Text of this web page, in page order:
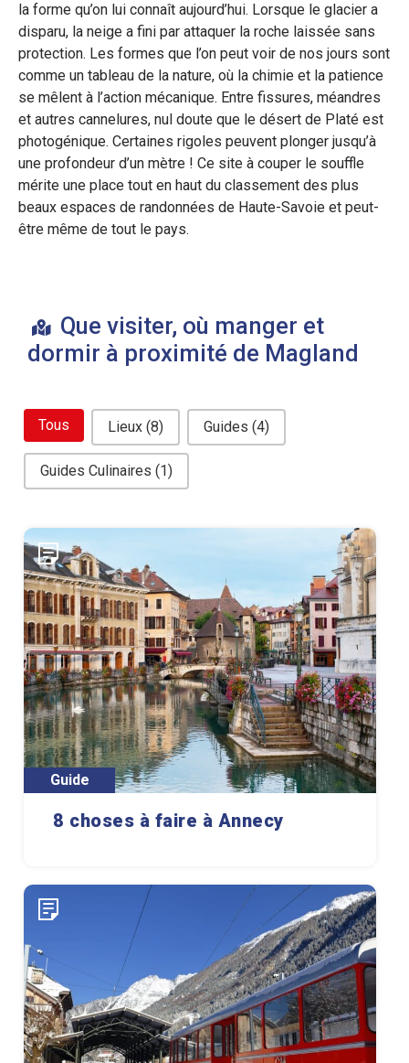
la forme qu’on lui connaît aujourd’hui. Lorsque le glacier a
disparu, la neige a fini par attaquer la roche laissée sans
protection. Les formes que l’on peut voir de nos jours sont
comme un tableau de la nature, où la chimie et la patience
se mêlent à l’action mécanique. Entre fissures, méandres
et autres cannelures, nul doute que le désert de Platé est
photogénique. Certaines rigoles peuvent plonger jusqu’à
une profondeur d’un mètre ! Ce site à couper le souffle
mérite une place tout en haut du classement des plus
beaux espaces de randonnées de Haute-Savoie et peut-
être même de tout le pays.
Que visiter, où manger et
dormir à proximité de Magland
bouton filtre related
Tous Lieux (8) Guides (4)
Guides Culinaires (1)
Guide
8 choses à faire à Annecy